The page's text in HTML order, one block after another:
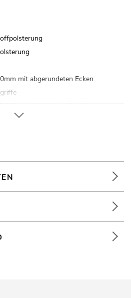
mit abgerundeten Ecken
mit Absperrfunktion